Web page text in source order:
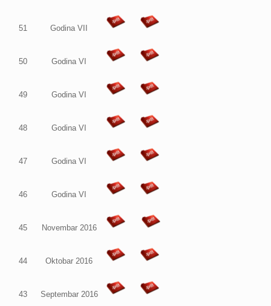
51 Godina VII
50 Godina VI
49 Godina VI
48 Godina VI
47 Godina VI
46 Godina VI
45 Novembar 2016
44 Oktobar 2016
43 Septembar 2016